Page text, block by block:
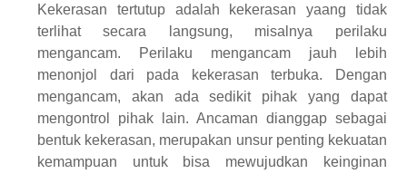
Kekerasan tertutup adalah kekerasan yaang tidak
terlihat secara langsung, misalnya perilaku
mengancam. Perilaku mengancam jauh lebih
menonjol dari pada kekerasan terbuka. Dengan
mengancam, akan ada sedikit pihak yang dapat
mengontrol pihak lain. Ancaman dianggap sebagai
bentuk kekerasan, merupakan unsur penting kekuatan
kemampuan untuk bisa mewujudkan keinginan